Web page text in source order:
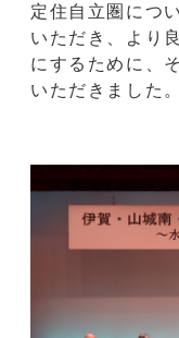
定住自立圏につ
いただき、より
にするために、
いただきました。